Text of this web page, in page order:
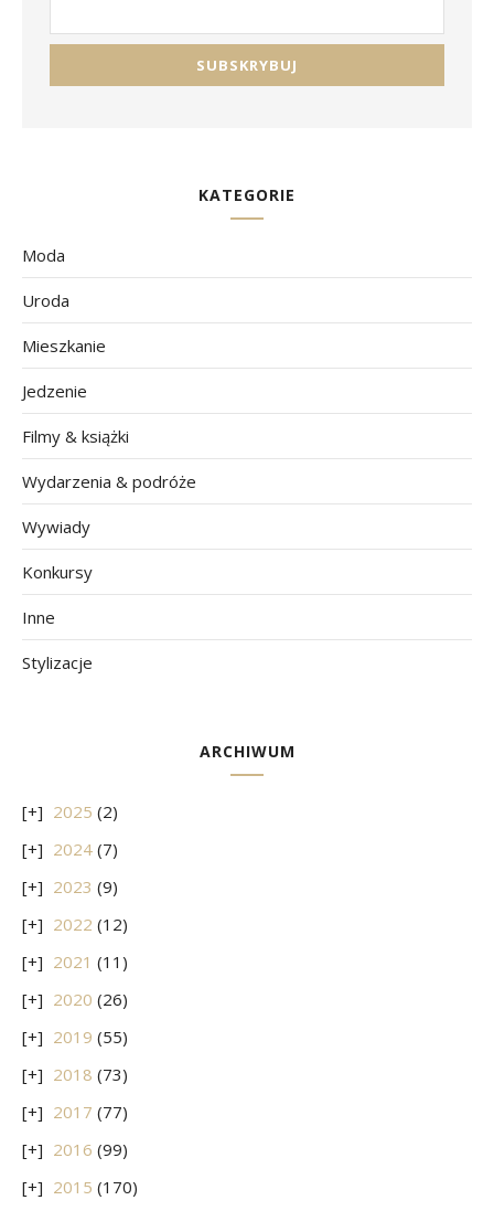
KATEGORIE
Moda
Uroda
Mieszkanie
Jedzenie
Filmy & książki
Wydarzenia & podróże
Wywiady
Konkursy
Inne
Stylizacje
ARCHIWUM
2025 (2)
2024 (7)
2023 (9)
2022 (12)
2021 (11)
2020 (26)
2019 (55)
2018 (73)
2017 (77)
2016 (99)
2015 (170)